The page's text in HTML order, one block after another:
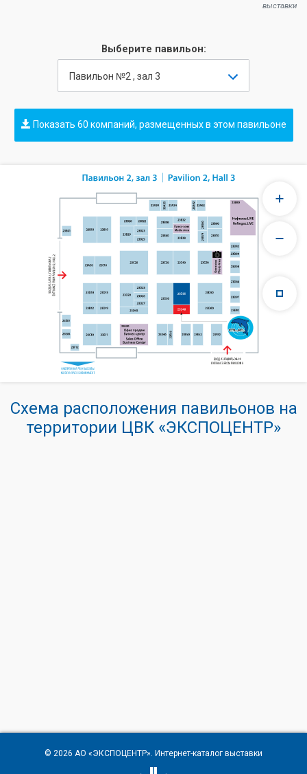
выставки
Выберите павильон:
Павильон №2 , зал 3
Показать 60 компаний, размещенных в этом павильоне
Схема расположения павильонов на
территории ЦВК «ЭКСПОЦЕНТР»
© 2026 АО «ЭКСПОЦЕНТР». Интернет-каталог выставки